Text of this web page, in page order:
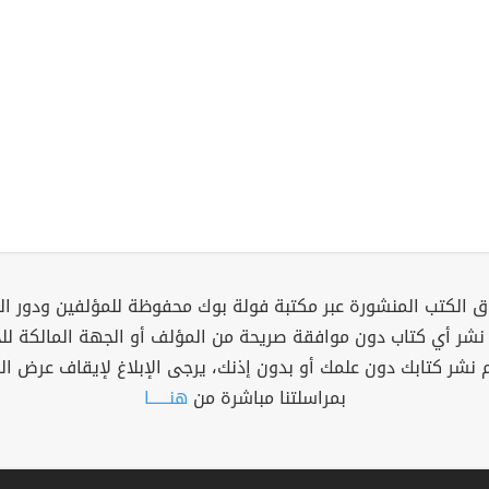
الكتب المنشورة عبر مكتبة فولة بوك محفوظة للمؤلفين ودور
نشر أي كتاب دون موافقة صريحة من المؤلف أو الجهة المالكة
نشر كتابك دون علمك أو بدون إذنك، يرجى الإبلاغ لإيقاف عرض
بمراسلتنا مباشرة من هنــــــا